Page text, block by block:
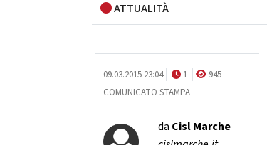
ATTUALITÀ
09.03.2015 23:04 1
945
COMUNICATO STAMPA
da Cisl Marche